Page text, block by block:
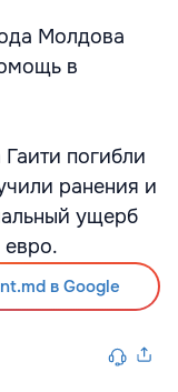
Молдова
в
погибли
ранения и
ущерб
в Google